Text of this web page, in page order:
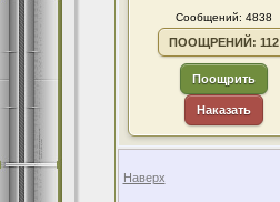
Сообщений: 4838
ПООЩРЕНИЙ: 112
Поощрить
Наказать
Наверх